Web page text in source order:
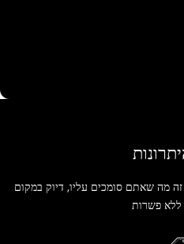
מה שאתם סומכים עליו, דיוק במקום